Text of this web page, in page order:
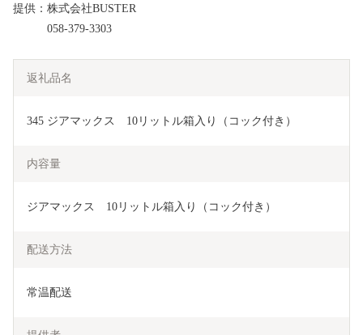
提供：株式会社BUSTER
058-379-3303
返礼品名
345 ジアマックス　10リットル箱入り（コック付き）
内容量
ジアマックス　10リットル箱入り（コック付き）
配送方法
常温配送